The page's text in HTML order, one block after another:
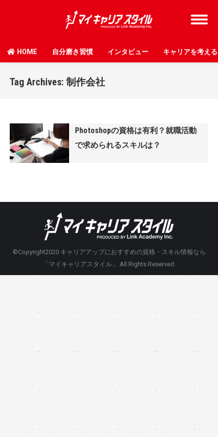
HOME 自分磨き習慣 インタビュー キャリアを考える
Tag Archives: 制作会社
Photoshopの資格は有利？就職活動
で求められるスキルは？
©Copyright2020 キャリアアップにおすすめの資格・スキル情報なら
「マイキャリアスタイル」 .All Rights Reserved.